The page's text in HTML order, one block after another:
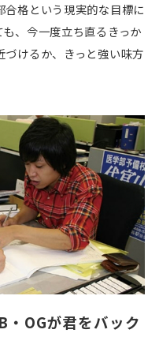
格という現実的な目標に
、今一度立ち直るきっか
けるか、きっと強い味方
OGが君をバック